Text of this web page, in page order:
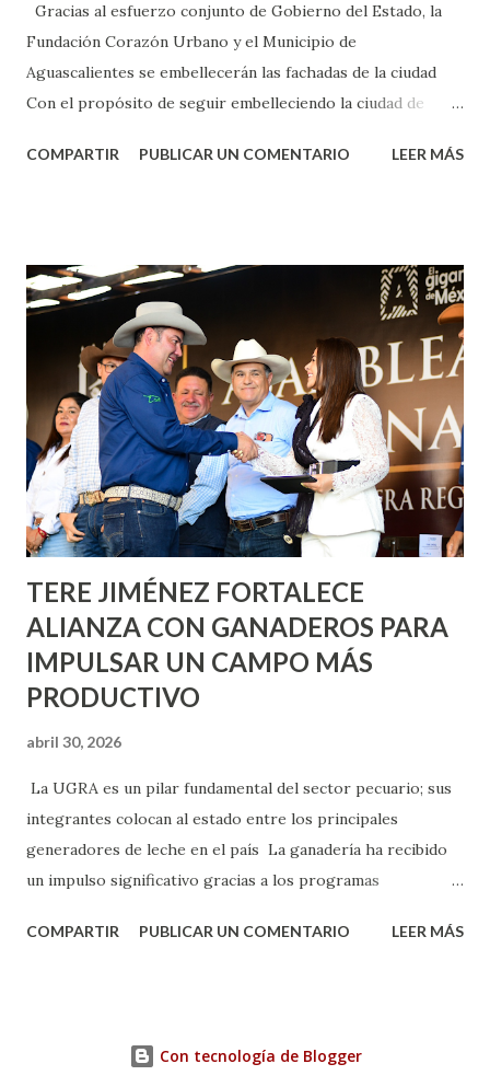
Gracias al esfuerzo conjunto de Gobierno del Estado, la
Fundación Corazón Urbano y el Municipio de
Aguascalientes se embellecerán las fachadas de la ciudad
Con el propósito de seguir embelleciendo la ciudad de
municipal, Leo Montañez dio inicio al programa
Corazón Urbano y el Municipio capital. Leo Montañez
informó que en este programa se usarán cerca de 90 mil
metros cuadrados de pintura, para dar inicio en la calle
Nieto, entre Jesús F. Elizondo y la calle 22 de Octubre, con
lo que se aplicará pintura en 66 casas. Posteriormente se
llevará este programa a Villas de Nuestra Señora de la
Asunción, Avenida Alameda y Decreto 27 de Septiembre, en
los edificios FOVISSSTE Ojo de Agua, en la comunidad
Norias de Paso Hondo y en los edificios de...
COMPARTIR PUBLICAR UN COMENTARIO LEER MÁS
TERE JIMÉNEZ FORTALECE
ALIANZA CON GANADEROS PARA
IMPULSAR UN CAMPO MÁS
PRODUCTIVO
abril 30, 2026
La UGRA es un pilar fundamental del sector pecuario; sus
integrantes colocan al estado entre los principales
generadores de leche en el país La ganadería ha recibido
un impulso significativo gracias a los programas
muestra de su respaldo firme y decidido al campo, la
compromiso de trabajar de la mano con los productores
COMPARTIR PUBLICAR UN COMENTARIO LEER MÁS
Con tecnología de Blogger